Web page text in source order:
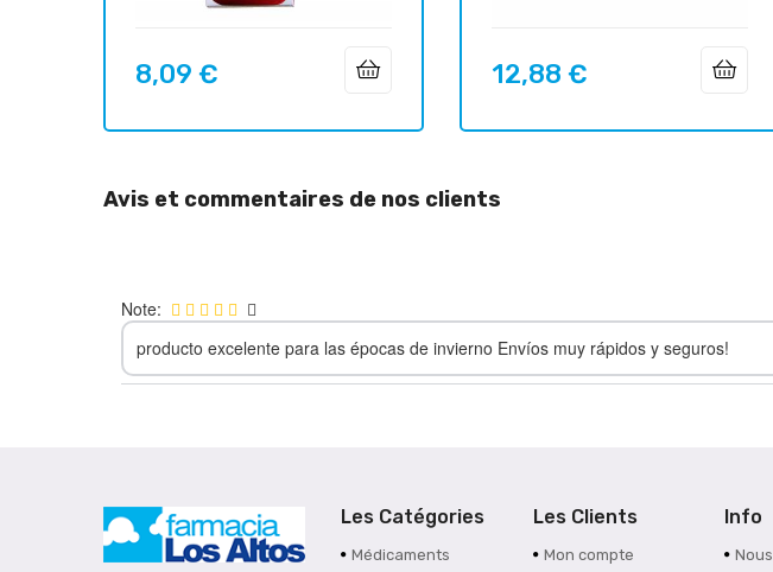
Prix
8,09 € Prix
12,88 €
Avis et commentaires de nos clients
Note:
producto excelente para las épocas de invierno Envíos muy rápidos y seguros!
Les Catégories
Médicaments
Les Clients
Mon compte
Info
Nous